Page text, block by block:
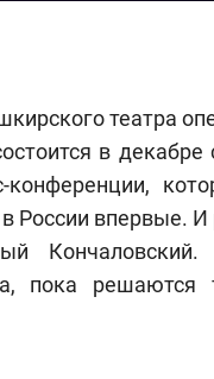
театра
в
России впервые.
пока решаются